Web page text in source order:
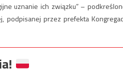
uznanie ich związku” –
podpisanej przez prefekta